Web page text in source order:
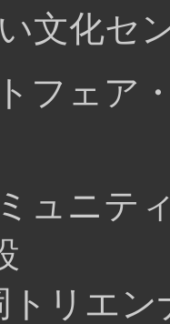
文化セ
フェア
ュニテ
トリエ